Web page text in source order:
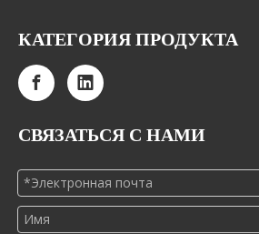
КАТЕГОРИЯ ПРОДУКТА
СВЯЗАТЬСЯ С НАМИ